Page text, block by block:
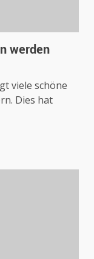
werden
viele schöne
Dies hat